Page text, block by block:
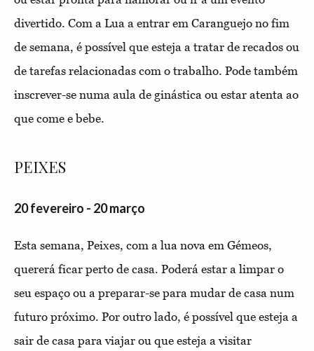
divertido. Com a Lua a entrar em Caranguejo no fim
de semana, é possível que esteja a tratar de recados ou
de tarefas relacionadas com o trabalho. Pode também
inscrever-se numa aula de ginástica ou estar atenta ao
que come e bebe.
PEIXES
20 fevereiro - 20 março
Esta semana, Peixes, com a lua nova em Gémeos,
quererá ficar perto de casa. Poderá estar a limpar o
seu espaço ou a preparar-se para mudar de casa num
futuro próximo. Por outro lado, é possível que esteja a
sair de casa para viajar ou que esteja a visitar